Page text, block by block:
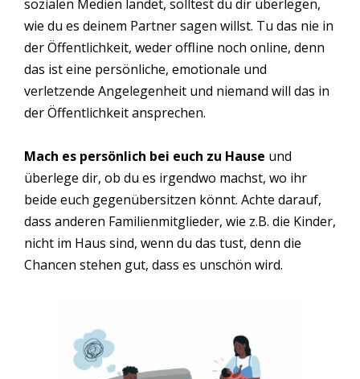
sozialen Medien landet, solltest du dir überlegen,
wie du es deinem Partner sagen willst. Tu das nie in
der Öffentlichkeit, weder offline noch online, denn
das ist eine persönliche, emotionale und
verletzende Angelegenheit und niemand will das in
der Öffentlichkeit ansprechen.
Mach es persönlich bei euch zu Hause und
überlege dir, ob du es irgendwo machst, wo ihr
beide euch gegenübersitzen könnt. Achte darauf,
dass anderen Familienmitglieder, wie z.B. die Kinder,
nicht im Haus sind, wenn du das tust, denn die
Chancen stehen gut, dass es unschön wird.